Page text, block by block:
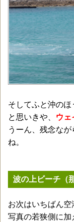
そしてふと沖のほ
と思いきや、
ウェ
うーん、残念な
ね。
波の上ビーチ（
お次はいちばん
写真の若狭側に